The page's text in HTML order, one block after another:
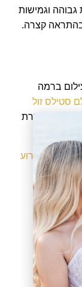
גבוהה וגמישות
קצרה.
ברמה
סטילס זול
לחוויה חסרת
מדוברבאירוע